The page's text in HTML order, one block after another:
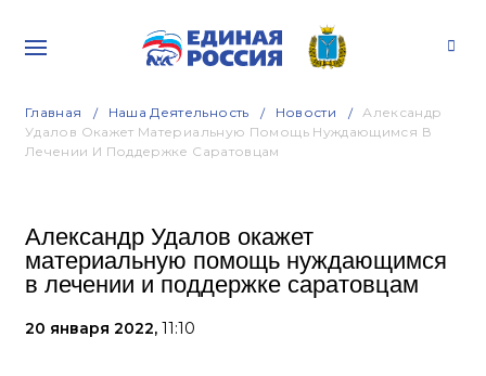
Главная Наша Деятельность Новости
Александр
Удалов Окажет Материальную Помощь Нуждающимся В
Лечении И Поддержке Саратовцам
Александр Удалов окажет
материальную помощь нуждающимся
в лечении и поддержке саратовцам
20 января 2022, 11:10